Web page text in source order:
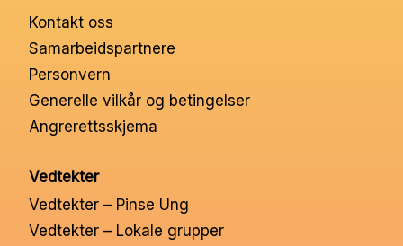
Kontakt oss
Samarbeidspartnere
Personvern
Generelle vilkår og betingelser
Angrerettsskjema
Vedtekter
Vedtekter – Pinse Ung
Vedtekter – Lokale grupper
Min konto